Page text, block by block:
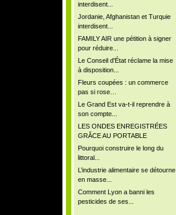
interdisent...
Jordanie, Afghanistan et Turquie
interdisent...
FAMILY AIR une pétition à signer
pour réduire...
Le Conseil d'État réclame la mise
à disposition...
Fleurs coupées : un commerce
pas si rose…
Le Grand Est va-t-il reprendre à
son compte...
LES ONDES ENREGISTRÉES
GRÂCE AU PORTABLE
Pourquoi construire le long du
littoral...
L’industrie alimentaire se détourne
en masse...
Comment Lyon a banni les
pesticides de ses...